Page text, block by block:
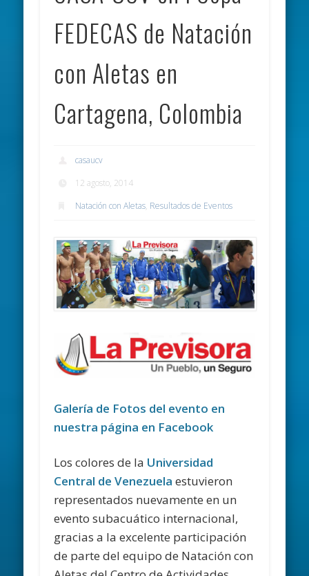
FEDECAS de Natación
con Aletas en
Cartagena, Colombia
casaucv
12 agosto, 2014
Natación con Aletas, Resultados de Eventos
Galería de Fotos del evento en
nuestra página en Facebook
Los colores de la Universidad
Central de Venezuela estuvieron
representados nuevamente en un
evento subacuático internacional,
gracias a la excelente participación
de parte del equipo de Natación con